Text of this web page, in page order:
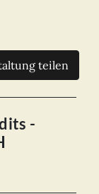
teilen
-